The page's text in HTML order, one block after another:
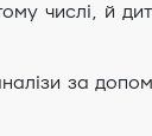
числі, й
за